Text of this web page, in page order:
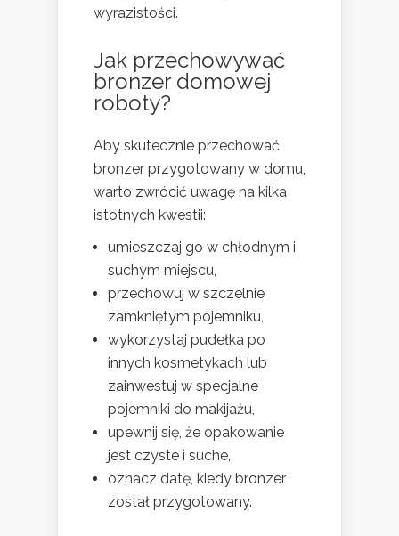
wyrazistości.
Jak przechowywać
bronzer domowej
roboty?
Aby skutecznie przechować
bronzer przygotowany w domu,
warto zwrócić uwagę na kilka
istotnych kwestii:
umieszczaj go w chłodnym i
suchym miejscu,
przechowuj w szczelnie
zamkniętym pojemniku,
wykorzystaj pudełka po
innych kosmetykach lub
zainwestuj w specjalne
pojemniki do makijażu,
upewnij się, że opakowanie
jest czyste i suche,
oznacz datę, kiedy bronzer
został przygotowany.